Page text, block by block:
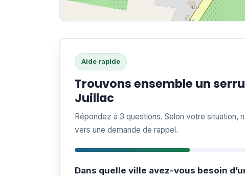
Aide rapide
Trouvons ensemble un
Juillac
Répondez à 3 questions. Selon votre situation,
vers une demande de rappel.
Dans quelle ville avez-vous besoin